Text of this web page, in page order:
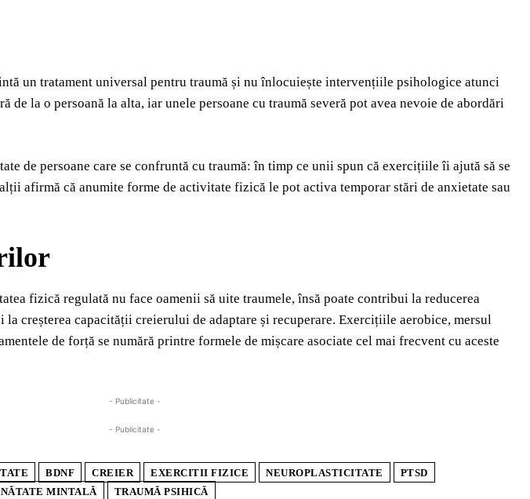
un tratament universal pentru traumă și nu înlocuiește intervențiile psihologice atunci
de la o persoană la alta, iar unele persoane cu traumă severă pot avea nevoie de abordări
de persoane care se confruntă cu traumă: în timp ce unii spun că exercițiile îi ajută să se
afirmă că anumite forme de activitate fizică le pot activa temporar stări de anxietate sau
fizică regulată nu face oamenii să uite traumele, însă poate contribui la reducerea
la creșterea capacității creierului de adaptare și recuperare. Exercițiile aerobice, mersul
de forță se numără printre formele de mișcare asociate cel mai frecvent cu aceste
- Publicitate -
- Publicitate -
BDNF CREIER EXERCITII FIZICE NEUROPLASTICITATE
PTSD
MINTALĂ TRAUMĂ PSIHICĂ